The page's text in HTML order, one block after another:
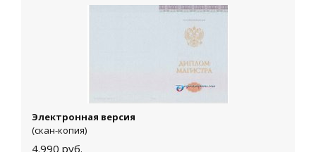
Электронная версия
(скан-копия)
4.990 руб.